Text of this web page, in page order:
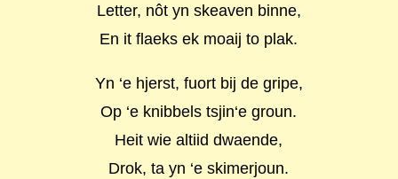
Letter, nôt yn skeaven binne,
En it flaeks ek moaij to plak.
Yn ‘e hjerst, fuort bij de gripe,
Op ‘e knibbels tsjin‘e groun.
Heit wie altiid dwaende,
Drok, ta yn ‘e skimerjoun.